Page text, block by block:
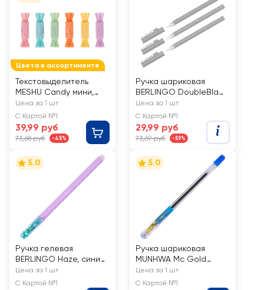
Цвета в ассортименте
Текстовыделитель
MESHU Candy мини,
двусторонний, в
ассортименте, Арт.
MS_HL50554
Цена за 1 шт
С Картой №1
39,99 руб
73,68 руб -45%
Ручка шариковая
BERLINGO DoubleBlack
0,7мм, синий
Цена за 1 шт
С Картой №1
29,99 руб
73,69 руб -59%
5.0
Ручка гелевая
BERLINGO Haze, синий,
стираемая, 0,5мм, в
ассортименте, Арт.
Цена за 1 шт
С Картой №1
5.0
Ручка шариковая
MUNHWA Mc Gold
синий, 0,5мм, Арт.
207858
Цена за 1 шт
С Картой №1